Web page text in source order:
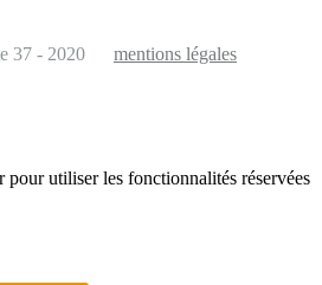
37 - 2020 mentions légales
pour utiliser les fonctionnalités réservées